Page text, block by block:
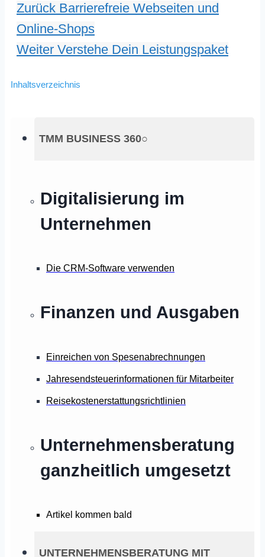
TMM BUSINESS 360○
Digitalisierung im
Unternehmen
Die CRM-Software verwenden
Finanzen und Ausgaben
Einreichen von Spesenabrechnungen
Jahresendsteuerinformationen für Mitarbeiter
Reisekostenerstattungsrichtlinien
Unternehmensberatung
ganzheitlich umgesetzt
Artikel kommen bald
UNTERNEHMENSBERATUNG MIT
Zurück Barrierefreie Webseiten und
Online-Shops
Weiter Verstehe Dein Leistungspaket
Inhaltsverzeichnis